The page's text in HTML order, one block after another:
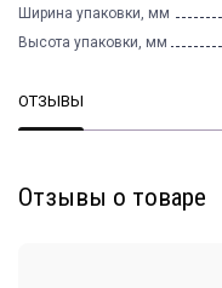
Ширина упаковки, мм
Высота упаковки, мм
ОТЗЫВЫ
Отзывы о товаре